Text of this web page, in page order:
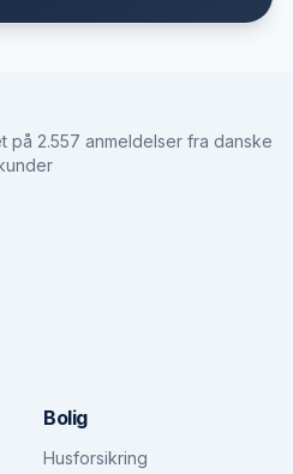
på 2.557 anmeldelser fra danske
Bolig
Husforsikring